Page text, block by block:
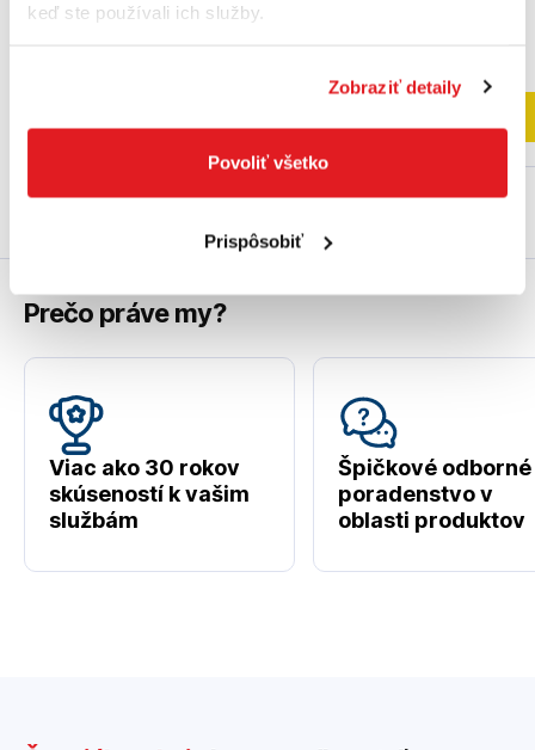
keď ste používali ich služby.
Zobraziť detaily
Povoliť všetko
Prispôsobiť
35,90 €
Prečo práve my?
Viac ako 30 rokov
skúseností k vašim
službám
Špičkové odborné
poradenstvo v
oblasti produktov